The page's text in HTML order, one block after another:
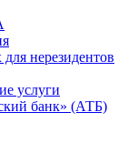
нерезидентов
услуги
банк» (АТБ)